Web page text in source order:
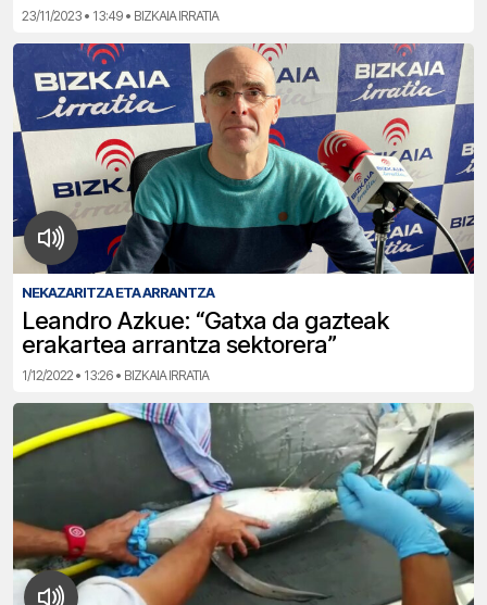
23/11/2023 • 13:49 • BIZKAIA IRRATIA
NEKAZARITZA ETA ARRANTZA
Leandro Azkue: “Gatxa da gazteak
erakartea arrantza sektorera”
1/12/2022 • 13:26 • BIZKAIA IRRATIA